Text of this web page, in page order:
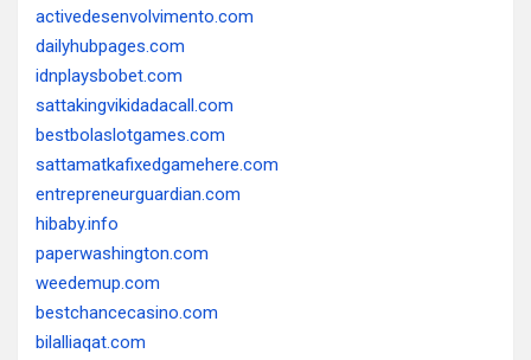
activedesenvolvimento.com
dailyhubpages.com
idnplaysbobet.com
sattakingvikidadacall.com
bestbolaslotgames.com
sattamatkafixedgamehere.com
entrepreneurguardian.com
hibaby.info
paperwashington.com
weedemup.com
bestchancecasino.com
bilalliaqat.com